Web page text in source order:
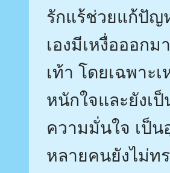
รักแร้ช่วยแก้ปัญ
เองมีเหงื่อออกม
เท้า โดยเฉพาะ
หนักใจและยังเ
ความมั่นใจ เป็
หลายคนยังไม่ท